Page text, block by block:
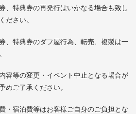
、特典券の再発行はいかなる場合も致し
ださい。
、特典券のダフ屋行為、転売、複製は一
容等の変更・イベント中止となる場合が
めご了承ください。
・宿泊費等はお客様ご自身のご負担とな